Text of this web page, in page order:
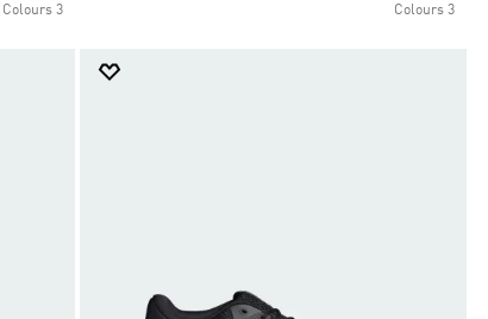
3 Colours
3 Colours